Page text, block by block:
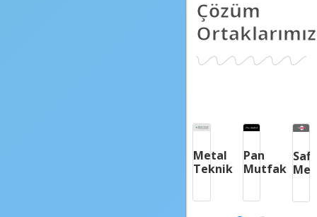
Çözüm
Ortaklarımız
Pan
Mutfak
Saflon
Metal